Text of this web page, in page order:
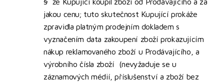
jakou cenu; tuto skutečnost Kupující prokáže
zpravidla platným prodejním dokladem s
vyznačením data zakoupení zboží prokazujícím
nákup reklamovaného zboží u Prodávajícího, a
výrobního čísla zboží (nevyžaduje se u
záznamových médií, příslušenství a zboží bez